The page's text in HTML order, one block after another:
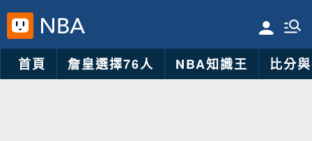
首頁 詹皇選擇76人 NBA知識王 比分